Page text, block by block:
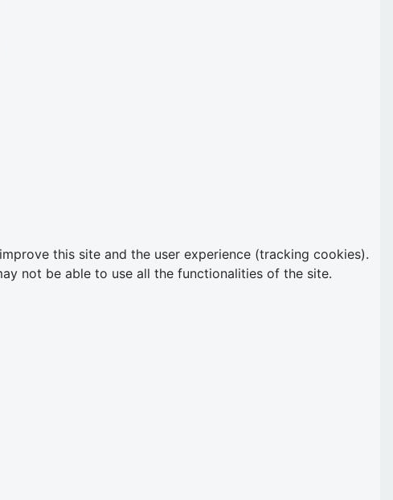
this site and the user experience (tracking cookies).
not be able to use all the functionalities of the site.